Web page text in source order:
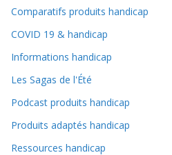
Comparatifs produits handicap
COVID 19 & handicap
Informations handicap
Les Sagas de l'Été
Podcast produits handicap
Produits adaptés handicap
Ressources handicap